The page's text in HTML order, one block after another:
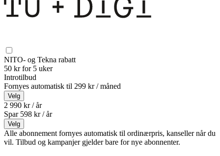
NITO- og Tekna rabatt
50 kr for 5 uker
Introtilbud
Fornyes automatisk til 299 kr / måned
Velg
2 990 kr / år
Spar 598 kr /år
Velg
Alle abonnement fornyes automatisk til ordinærpris, kanseller når du
vil. Tilbud og kampanjer gjelder bare for nye abonnenter.